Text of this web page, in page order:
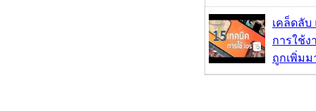
เคล็ดลับ
การใช้ง
ถูกเพิ่มม